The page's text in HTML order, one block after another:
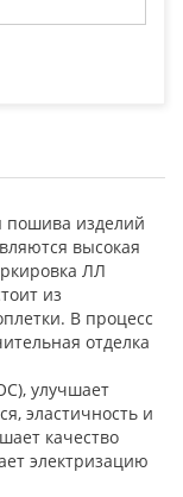
пошива изделий
высокая
ЛЛ
из
В процесс
отделка
улучшает
эластичность и
качество
электризацию